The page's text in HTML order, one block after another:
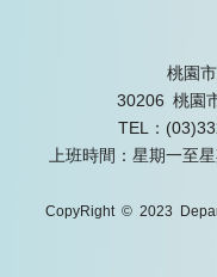
桃園
30206 桃園
TEL：
上班時間：星期一至
CopyRight © 2023